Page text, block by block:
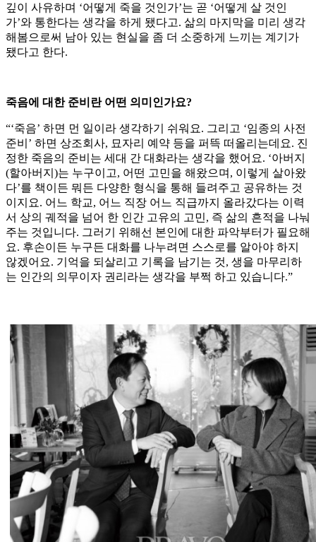
깊이 사유하며 ‘어떻게 죽을 것인가’는 곧 ‘어떻게 살 것인
가’와 통한다는 생각을 하게 됐다고. 삶의 마지막을 미리 생각
해봄으로써 남아 있는 현실을 좀 더 소중하게 느끼는 계기가
됐다고 한다.
죽음에 대한 준비란 어떤 의미인가요?
“‘죽음’ 하면 먼 일이라 생각하기 쉬워요. 그리고 ‘임종의 사전
준비’ 하면 상조회사, 묘자리 예약 등을 퍼뜩 떠올리는데요. 진
정한 죽음의 준비는 세대 간 대화라는 생각을 했어요. ‘아버지
(할아버지)는 누구이고, 어떤 고민을 해왔으며, 이렇게 살아왔
다’를 책이든 뭐든 다양한 형식을 통해 들려주고 공유하는 것
이지요. 어느 학교, 어느 직장 어느 직급까지 올라갔다는 이력
서 상의 궤적을 넘어 한 인간 고유의 고민, 즉 삶의 흔적을 나눠
주는 것입니다. 그러기 위해선 본인에 대한 파악부터가 필요해
요. 후손이든 누구든 대화를 나누려면 스스로를 알아야 하지
않겠어요. 기억을 되살리고 기록을 남기는 것, 생을 마무리하
는 인간의 의무이자 권리라는 생각을 부쩍 하고 있습니다.”